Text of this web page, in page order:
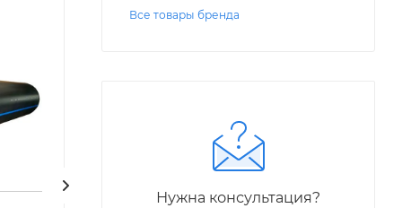
Все товары бренда
Нужна консультация?